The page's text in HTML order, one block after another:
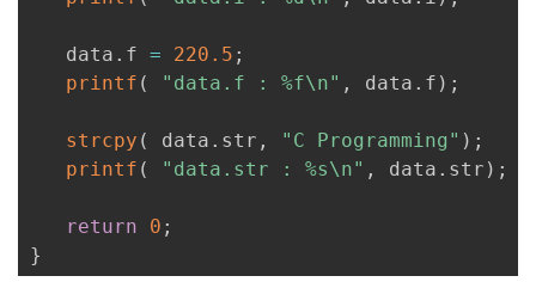
   data
. f = 220.5 ;
printf ( "data.f : %f\n" , data . f ) ;
strcpy ( data . str , "C Programming" ) ;
printf ( "data.str : %s\n" , data . str ) ;
return 0 ;
}